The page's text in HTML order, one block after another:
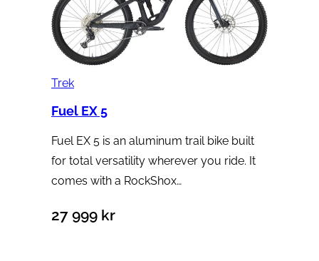
Trek
Fuel EX 5
Fuel EX 5 is an aluminum trail bike built
for total versatility wherever you ride. It
comes with a RockShox…
27 999 kr